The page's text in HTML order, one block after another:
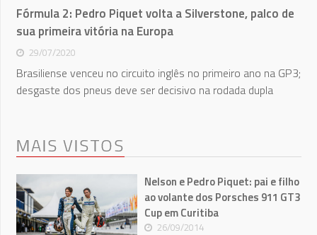
Fórmula 2: Pedro Piquet volta a Silverstone, palco de
sua primeira vitória na Europa
29/07/2020
Brasiliense venceu no circuito inglês no primeiro ano na GP3;
desgaste dos pneus deve ser decisivo na rodada dupla
MAIS VISTOS
Nelson e Pedro Piquet: pai e filho
ao volante dos Porsches 911 GT3
Cup em Curitiba
26/09/2014